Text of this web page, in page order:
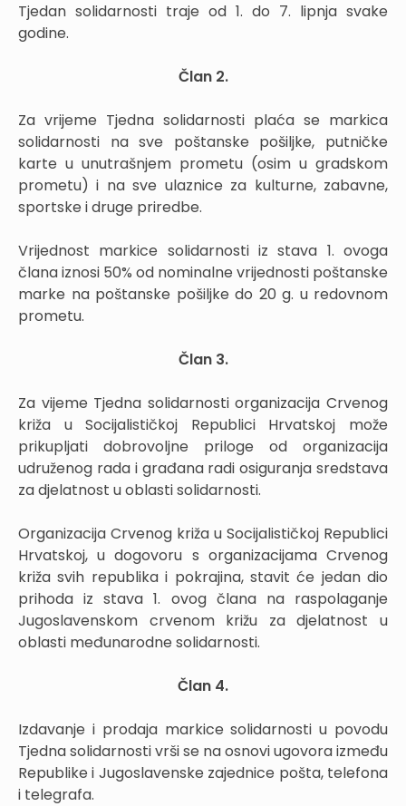
Tjedan solidarnosti traje od 1. do 7. lipnja svake
godine.
Član2.
Za vrijeme Tjedna solidarnosti plaća se markica
solidarnosti na sve poštanske pošiljke, putničke
karte u unutrašnjem prometu (osim u gradskom
prometu) i na sve ulaznice za kulturne, zabavne,
sportske i druge priredbe.
Vrijednost markice solidarnosti iz stava 1. ovoga
člana iznosi 50% od nominalne vrijednosti poštanske
marke na poštanske pošiljke do 20 g. u redovnom
prometu.
Član3.
Za vijeme Tjedna solidarnosti organizacija Crvenog
križa u Socijalističkoj Republici Hrvatskoj može
prikupljati dobrovoljne priloge od organizacija
udruženog rada i građana radi osiguranja sredstava
za djelatnost u oblasti solidarnosti.
Organizacija Crvenog križa u Socijalističkoj Republici
Hrvatskoj, u dogovoru s organizacijama Crvenog
križa svih republika i pokrajina, stavit će jedan dio
prihoda iz stava 1. ovog člana na raspolaganje
Jugoslavenskom crvenom križu za djelatnost u
oblasti međunarodne solidarnosti.
Član 4.
Izdavanje i prodaja markice solidarnosti u povodu
Tjedna solidarnosti vrši se na osnovi ugovora između
Republike i Jugoslavenske zajednice pošta, telefona
i telegrafa.